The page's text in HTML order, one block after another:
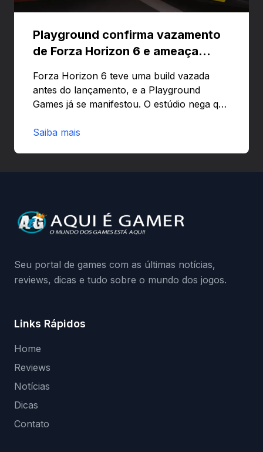
Playground confirma vazamento
de Forza Horizon 6 e ameaça
Forza Horizon 6 teve uma build vazada
antes do lançamento, e a Playground
Games já se manifestou. O estúdio nega que
preload e avisa que quem usar versões não
da Playground: negação do preload,
medidas contra acessos não autorizados
Saiba mais
Seu portal de games com as últimas notícias,
reviews, dicas e tudo sobre o mundo dos jogos.
Links Rápidos
Home
Reviews
Notícias
Dicas
Contato